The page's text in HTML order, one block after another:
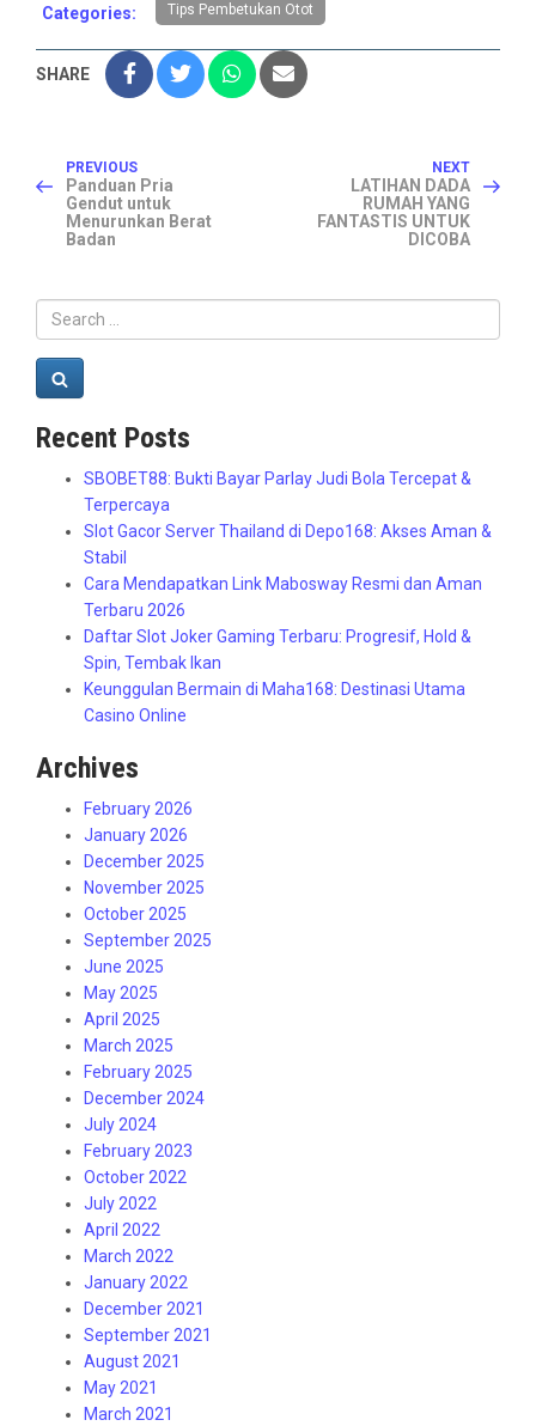
Categories: Tips Pembetukan Otot
SHARE
Post
navigation
Previous
Post
PREVIOUS
Panduan Pria
Gendut untuk
Menurunkan Berat
Badan
Next
Post
NEXT
LATIHAN DADA
RUMAH YANG
FANTASTIS UNTUK
DICOBA
Search
for:
Recent Posts
SBOBET88: Bukti Bayar Parlay Judi Bola Tercepat &
Terpercaya
Slot Gacor Server Thailand di Depo168: Akses Aman &
Stabil
Cara Mendapatkan Link Mabosway Resmi dan Aman
Terbaru 2026
Daftar Slot Joker Gaming Terbaru: Progresif, Hold &
Spin, Tembak Ikan
Keunggulan Bermain di Maha168: Destinasi Utama
Casino Online
Archives
February 2026
January 2026
December 2025
November 2025
October 2025
September 2025
June 2025
May 2025
April 2025
March 2025
February 2025
December 2024
July 2024
February 2023
October 2022
July 2022
April 2022
March 2022
January 2022
December 2021
September 2021
August 2021
May 2021
March 2021